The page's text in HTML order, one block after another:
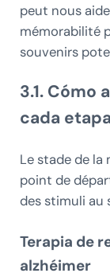
peut nous
mémorabilité
souvenirs
3.1. Cómo
cada
Le stade de la
point de
des stimuli au
Terapia de
alzhéimer